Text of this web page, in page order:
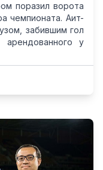
поразил ворота
чемпионата. Аит-
забившим гол
у